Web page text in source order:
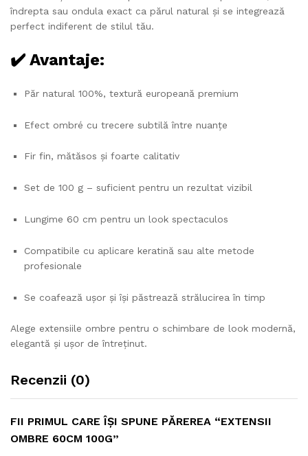
îndrepta sau ondula exact ca părul natural și se integrează
perfect indiferent de stilul tău.
✔️ Avantaje:
Păr natural 100%, textură europeană premium
Efect ombré cu trecere subtilă între nuanțe
Fir fin, mătăsos și foarte calitativ
Set de 100 g – suficient pentru un rezultat vizibil
Lungime 60 cm pentru un look spectaculos
Compatibile cu aplicare keratină sau alte metode
profesionale
Se coafează ușor și își păstrează strălucirea în timp
Alege extensiile ombre pentru o schimbare de look modernă,
elegantă și ușor de întreținut.
Recenzii (0)
FII PRIMUL CARE ÎȘI SPUNE PĂREREA “EXTENSII
OMBRE 60CM 100G”